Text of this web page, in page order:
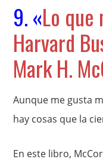
9. «Lo que
Harvard
Mark H.
Aunque me gusta
hay cosas que la
En este libro,